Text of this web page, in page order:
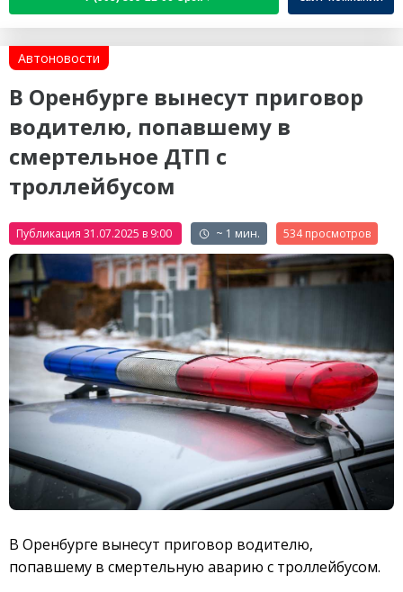
Автоновости
В Оренбурге вынесут приговор
водителю, попавшему в
смертельное ДТП с
троллейбусом
Публикация 31.07.2025 в 9:00 ~ 1 мин. 534
В Оренбурге вынесут приговор водителю,
попавшему в смертельную аварию с троллейбусом.